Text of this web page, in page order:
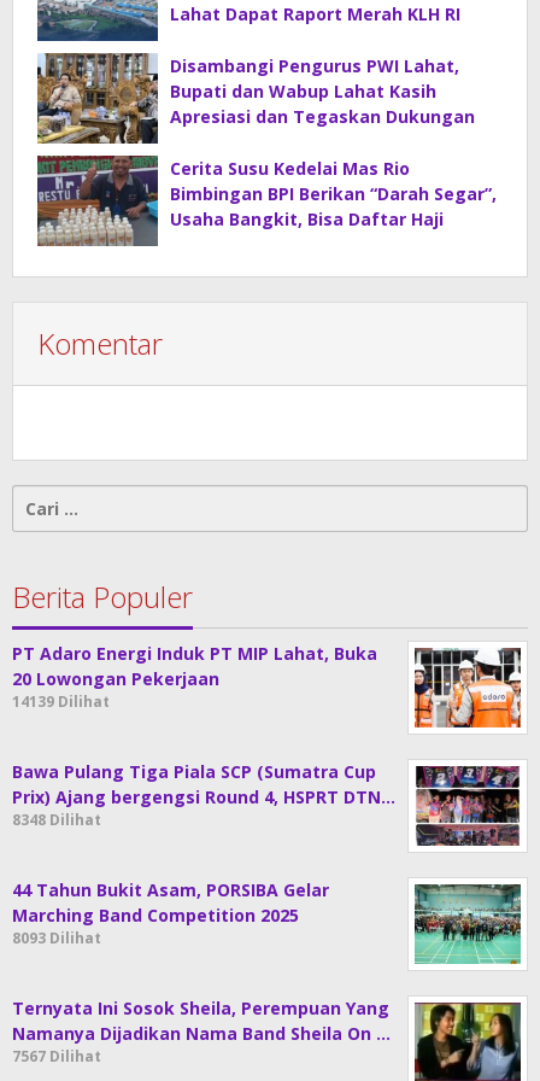
Lahat Dapat Raport Merah KLH RI
Disambangi Pengurus PWI Lahat,
Bupati dan Wabup Lahat Kasih
Apresiasi dan Tegaskan Dukungan
Cerita Susu Kedelai Mas Rio
Bimbingan BPI Berikan “Darah Segar”,
Usaha Bangkit, Bisa Daftar Haji
Komentar
Cari
Berita Populer
PT Adaro Energi Induk PT MIP Lahat, Buka
20 Lowongan Pekerjaan
14139 Dilihat
Bawa Pulang Tiga Piala SCP (Sumatra Cup
Prix) Ajang bergengsi Round 4, HSPRT DTN…
8348 Dilihat
44 Tahun Bukit Asam, PORSIBA Gelar
Marching Band Competition 2025
8093 Dilihat
Ternyata Ini Sosok Sheila, Perempuan Yang
Namanya Dijadikan Nama Band Sheila On …
7567 Dilihat